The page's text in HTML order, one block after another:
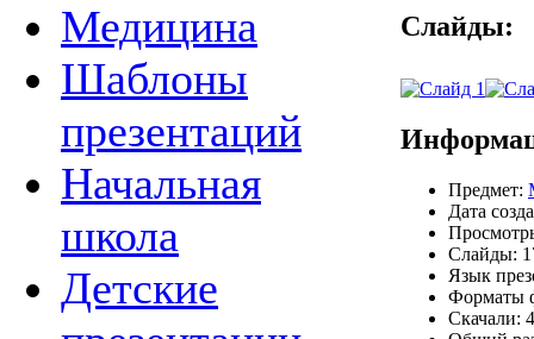
Медицина
Шаблоны
презентаций
Начальная
школа
Детские
Слайды:
Предмет:
Дата
Слайды:
Язык
Форматы
Скачали: